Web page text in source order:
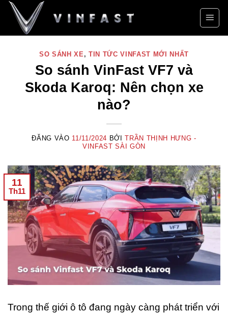
Bỏ
nội
SO SÁNH XE, TIN TỨC VINFAST MỚI NHẤT
So sánh VinFast VF7 và
Skoda Karoq: Nên chọn xe
nào?
ĐĂNG VÀO 11/11/2024 BỞITRẦN THỊNH HƯNG -
VINFAST SÀI GÒN
11
Th11
Trong thế giới ô tô đang ngày càng phát triển với